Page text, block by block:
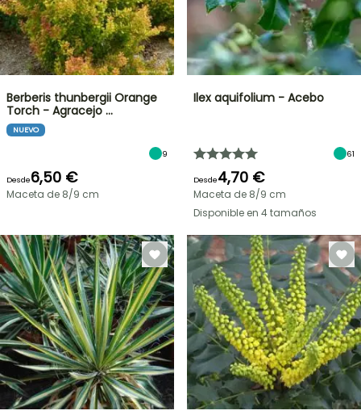
Berberis thunbergii Orange
Torch - Agracejo …
NUEVO
9
Desde6,50 €
Maceta de 8/9 cm
Ilex aquifolium - Acebo
61
Desde4,70 €
Maceta de 8/9 cm
Disponible en 4 tamaños